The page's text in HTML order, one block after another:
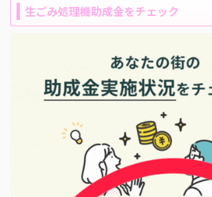
生ごみ処理機助成金をチェック